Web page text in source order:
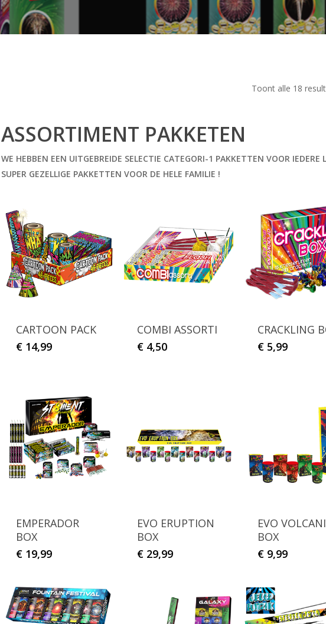
Toont alle 18
ASSORTIMENT PAKKETEN
WE HEBBEN EEN UITGEBREIDE SELECTIE CATEGORI-1 PAKKETTEN VOOR IEDERE
SUPER GEZELLIGE PAKKETTEN VOOR DE HELE FAMILIE !
CARTOON PACK
€ 14,99
COMBI ASSORTI
€4,50
CRACKLING
€ 5,99
EMPERADOR
BOX
€ 19,99
EVO ERUPTION
BOX
€29,99
EVO
BOX
€ 9,99